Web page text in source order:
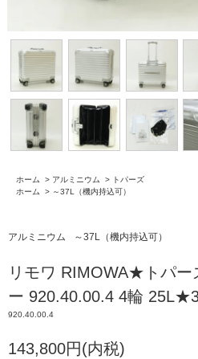
ホーム > アルミニウム > トパーズ
ホーム
> ～37L（機内持込可）
アルミニウム ～37L（機内持込可）
リモワ RIMOWA★トパー
ー 920.40.00.4 4輪
920.40.00.4
143,800円(内税)